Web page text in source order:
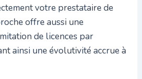
votre prestataire de
offre aussi une
de licences par
ainsi une évolutivité accrue à